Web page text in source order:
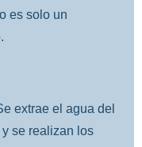
es solo un
extrae el agua del
se realizan los